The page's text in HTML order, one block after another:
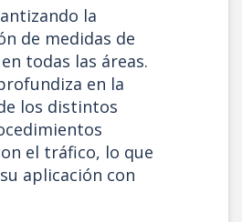
la
de medidas de
todas las áreas.
en la
los distintos
el tráfico, lo que
aplicación con